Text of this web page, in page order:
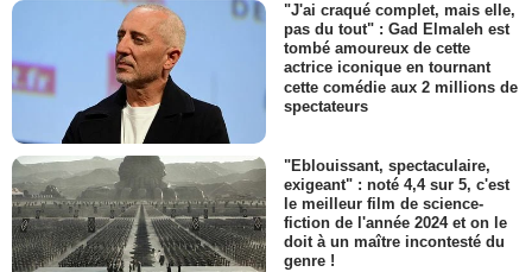
"J'ai craqué complet, mais elle,
pas du tout" : Gad Elmaleh est
tombé amoureux de cette
actrice iconique en tournant
cette comédie aux 2 millions de
spectateurs
"Eblouissant, spectaculaire,
exigeant" : noté 4,4 sur 5, c'est
le meilleur film de science-
fiction de l'année 2024 et on le
doit à un maître incontesté du
genre !